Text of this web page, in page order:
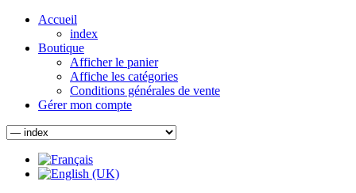
Accueil
index
Boutique
Afficher le panier
Affiche les catégories
Conditions générales de vente
Gérer mon compte